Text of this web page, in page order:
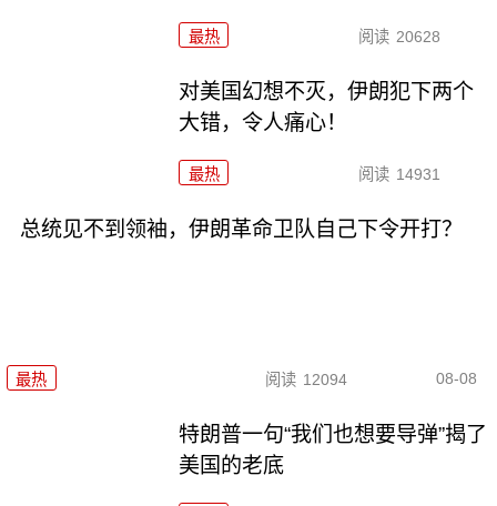
最热 阅读 20628
对美国幻想不灭，伊朗犯下两个
大错，令人痛心！
最热 阅读 14931
总统见不到领袖，伊朗革命卫队自己下令开打？
最热 阅读 12094 08-08
特朗普一句“我们也想要导弹”揭了
美国的老底